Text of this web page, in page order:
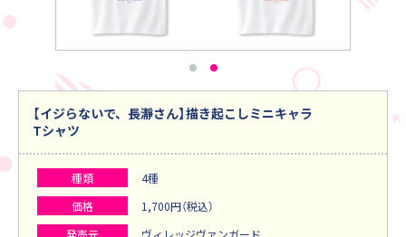
【イジらないで、長瀞さん】描き起こしミニキャラ
Tシャツ
種類
4種
価格
1,700円（税込）
発売元
ヴィレッジヴァンガード